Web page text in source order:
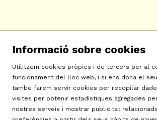
c/ Neopàtria, 54
08030 Barcelona
info@sat-teatre.cat |
Sitemap | Avís Legal | Ús de
Informació sobre cookies
Utilitzem cookies pròpies i de tercers per al
funcionament del lloc web, i si ens dona el
també farem servir cookies per recopilar
visites per obtenir estadístiques agregades
nostres serveis i mostrar publicitat